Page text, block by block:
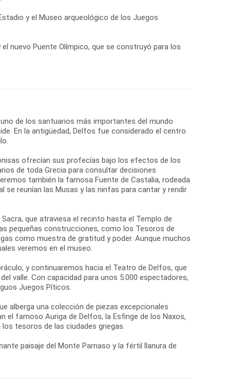
y el Museo arqueológico de los Juegos
nuevo Puente Olímpico, que se construyó para los
de los santuarios más importantes del mundo
En la antigüedad, Delfos fue considerado el centro
ofrecían sus profecías bajo los efectos de los
de toda Grecia para consultar decisiones
también la famosa Fuente de Castalia, rodeada
se reunían las Musas y las ninfas para cantar y rendir
que atraviesa el recinto hasta el Templo de
pequeñas construcciones, como los Tesoros de
como muestra de gratitud y poder. Aunque muchos
veremos en el museo.
y continuaremos hacia el Teatro de Delfos, que
valle. Con capacidad para unos 5.000 espectadores,
Juegos Píticos.
alberga una colección de piezas excepcionales
el famoso Auriga de Delfos, la Esfinge de los Naxos,
tesoros de las ciudades griegas.
paisaje del Monte Parnaso y la fértil llanura de